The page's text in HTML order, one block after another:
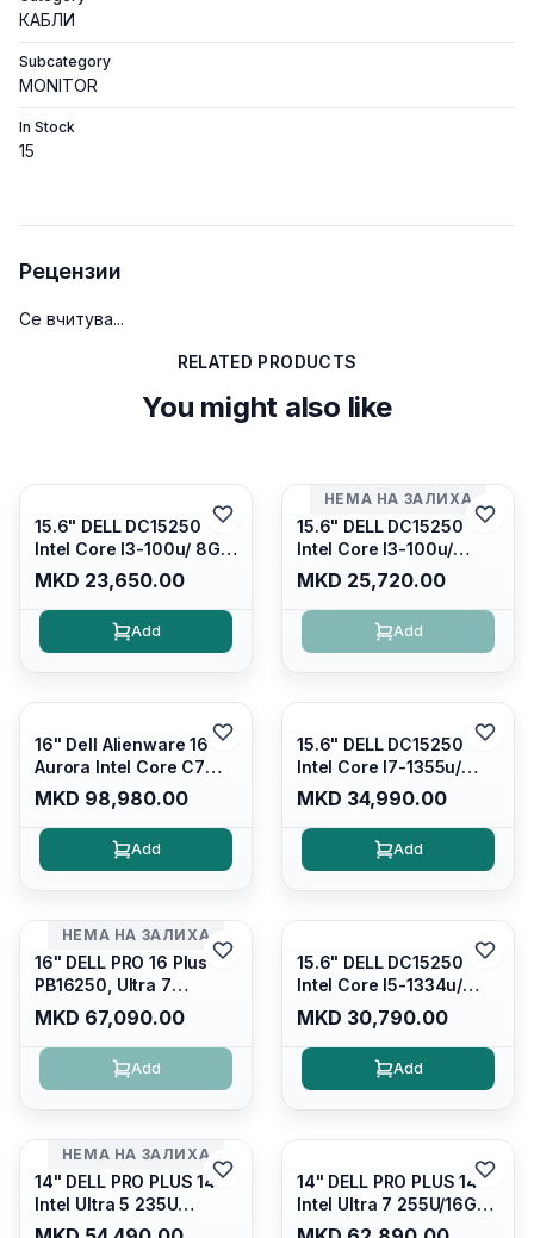
КАБЛИ
Subcategory
MONITOR
In Stock
15
Рецензии
Се вчитува...
RELATED PRODUCTS
You might also like
15.6" DELL DC15250
Intel Core I3-100u/ 8GB
DDR4/ 512GB SSD M.2/
Iris Xe Graphics/ 120Hz
Anti-glare LED Display/
Backlit Kb/ Platinum
MKD 23,650.00
Add
НЕМА НА ЗАЛИХА
15.6" DELL DC15250
Intel Core I3-100u/
16GB DDR4/ 512GB SSD
M.2/ Iris Xe Graphics/
120Hz Anti-glare LED
Display/ Backlit Kb/
MKD 25,720.00
Add
16" Dell Alienware 16
Aurora Intel Core C7
240H /16GB RAM DDR5
5600mhz/ 1TB SSD M.2
Nvme/rtx4050 6GB/
Wqxga(2560x1600)
Win 11 Home/
MKD 98,980.00
Add
15.6" DELL DC15250
Intel Core I7-1355u/
16GB DDR4 / 512GB SSD
M.2 2230/ Intel UHD
Graphics/ 120Hz Anti-
glare FULLHD LED
MKD 34,990.00
Add
НЕМА НА ЗАЛИХА
16" DELL PRO 16 Plus
PB16250, Ultra 7
265U/16GB RAM (1x
16GB) 5600 Mhz DDR5/
512GB SSD M.2 Nvme/
/cam+mic,bt/backlit KB
MKD 67,090.00
Add
15.6" DELL DC15250
Intel Core I5-1334u/
16GB DDR4 (1x16gb
2666mhz)/ 512GB SSD
M.2 Nvme/ Intel UHD
Graphics/ 120Hz Anti-
MKD 30,790.00
Add
НЕМА НА ЗАЛИХА
14" DELL PRO PLUS 14
Intel Ultra 5 235U
Vpro/16gb RAM DDR5
14" DELL PRO PLUS 14
Intel Ultra 7 255U/16GB
RAM DDR5 5600mhz/